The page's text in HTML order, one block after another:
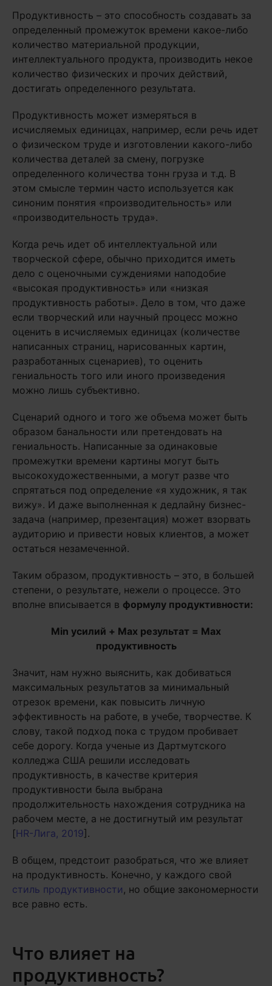
Продуктивность – это способность создавать за
определенный промежуток времени какое-либо
количество материальной продукции,
интеллектуального продукта, производить некое
количество физических и прочих действий,
достигать определенного результата.
Продуктивность может измеряться в
исчисляемых единицах, например, если речь идет
о физическом труде и изготовлении какого-либо
количества деталей за смену, погрузке
определенного количества тонн груза и т.д. В
этом смысле термин часто используется как
синоним понятия «производительность» или
«производительность труда».
Когда речь идет об интеллектуальной или
творческой сфере, обычно приходится иметь
дело с оценочными суждениями наподобие
«высокая продуктивность» или «низкая
продуктивность работы». Дело в том, что даже
если творческий или научный процесс можно
оценить в исчисляемых единицах (количестве
написанных страниц, нарисованных картин,
разработанных сценариев), то оценить
гениальность того или иного произведения
можно лишь субъективно.
Сценарий одного и того же объема может быть
образом банальности или претендовать на
гениальность. Написанные за одинаковые
промежутки времени картины могут быть
высокохудожественными, а могут разве что
спрятаться под определение «я художник, я так
вижу». И даже выполненная к дедлайну бизнес-
задача (например, презентация) может взорвать
аудиторию и привести новых клиентов, а может
остаться незамеченной.
Таким образом, продуктивность – это, в большей
степени, о результате, нежели о процессе. Это
вполне вписывается в формулу продуктивности:
Min усилий + Max результат = Max
продуктивность
Значит, нам нужно выяснить, как добиваться
максимальных результатов за минимальный
отрезок времени, как повысить личную
эффективность на работе, в учебе, творчестве. К
слову, такой подход пока с трудом пробивает
себе дорогу. Когда ученые из Дартмутского
колледжа США решили исследовать
продуктивность, в качестве критерия
продуктивности была выбрана
продолжительность нахождения сотрудника на
рабочем месте, а не достигнутый им результат
[HR-Лига, 2019].
В общем, предстоит разобраться, что же влияет
на продуктивность. Конечно, у каждого свой
стиль продуктивности , но общие закономерности
все равно есть.
Что влияет на
продуктивность?